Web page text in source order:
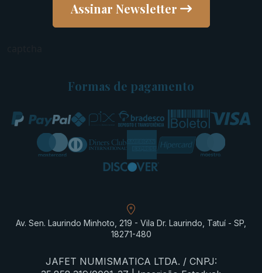
Assinar Newsletter
Formas de pagamento
Av. Sen. Laurindo Minhoto, 219 - Vila Dr. Laurindo, Tatuí - SP,
18271-480
JAFET NUMISMATICA LTDA. / CNPJ: